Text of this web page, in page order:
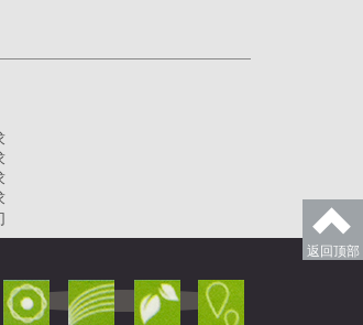
返回顶部